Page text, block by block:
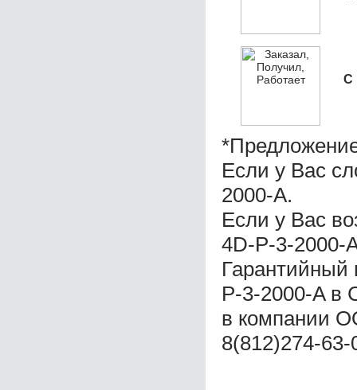
С
Если у Вас
2000-A.
Если у Вас
4D-P-3-2000-
Гарантийный
P-3-2000-A в
в компании
8(812)274-63-